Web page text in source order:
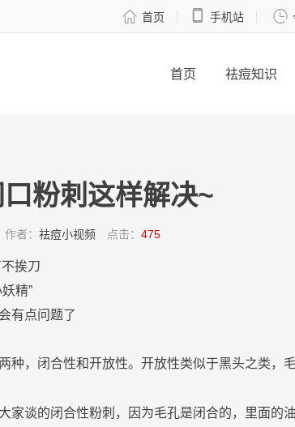
 首页  手机站 
首页 祛痘知识
粉刺这样解决~
作者： 祛痘小视频 点击： 475
挨刀
精”
有点问题了
种，闭合性和开放性。开放性类似于黑头之类，
家谈的闭合性粉刺 ，因为毛孔是闭合的，里面的油